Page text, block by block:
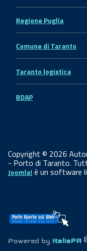
Regione Puglia
Comune di Taranto
Taranto logistica
BDAP
Copyright © 2026
- Porto di Taranto.
Joomla! è un software
Powered by ItaliaPA